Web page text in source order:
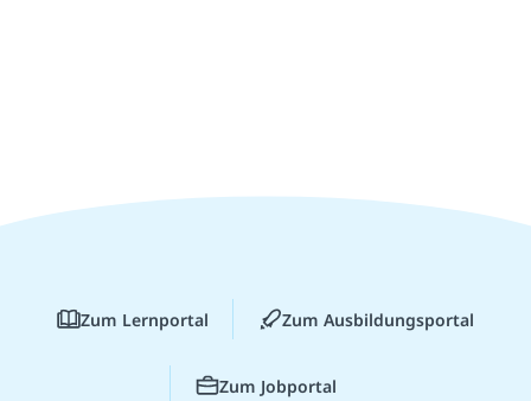
Zum Lernportal Zum Ausbildungsportal
Zum Jobportal